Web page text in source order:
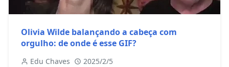
Olivia Wilde balançando a cabeça com
orgulho: de onde é esse GIF?
Edu Chaves 2025/2/5